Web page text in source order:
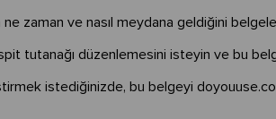
zaman ve nasıl meydana geldiğini
tutanağı düzenlemesini isteyin ve bu
istediğinizde, bu belgeyi